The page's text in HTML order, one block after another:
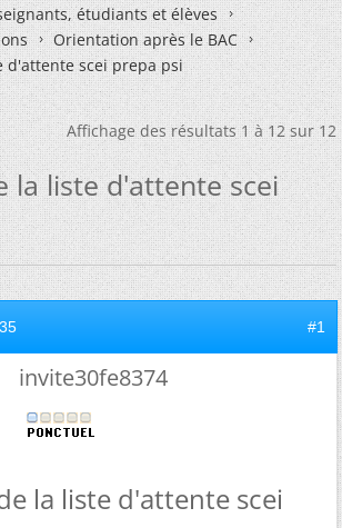
étudiants et élèves
Orientation après le BAC
d'attente scei prepa psi
Affichage des résultats 1 à 12 sur 12
la liste d'attente scei
#1
invite30fe8374
la liste d'attente scei